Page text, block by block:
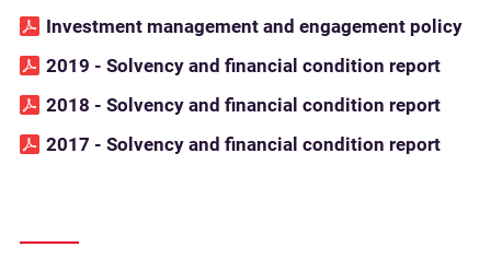
Investment management and engagement policy
2019 - Solvency and financial condition report
2018 - Solvency and financial condition report
2017 - Solvency and financial condition report